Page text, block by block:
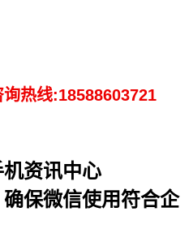
询热线:18588603721
资讯中心
保微信使用符合企